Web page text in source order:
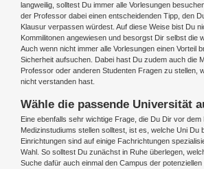
langweilig, solltest Du immer alle Vorlesungen
der Professor dabei einen entscheidenden Tipp, den
Klausur verpassen würdest. Auf diese Weise bist Du
Kommilitonen angewiesen und besorgst Dir selbst die
Auch wenn nicht immer alle Vorlesungen einen Vorteil
Sicherheit aufsuchen. Dabei hast Du zudem auch die
Professor oder anderen Studenten Fragen zu stellen,
nicht verstanden hast.
Wähle die passende Universität
Eine ebenfalls sehr wichtige Frage, die Du Dir vor dem
Medizinstudiums stellen solltest, ist es, welche Uni Du
Einrichtungen sind auf einige Fachrichtungen
Wahl. So solltest Du zunächst in Ruhe überlegen,
Suche dafür auch einmal den Campus der